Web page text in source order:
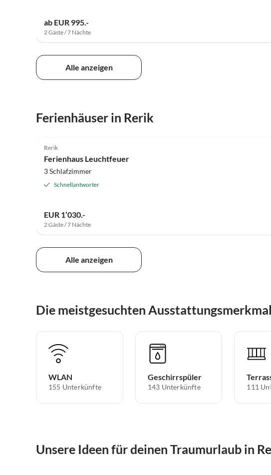
ab EUR 995.-
2 Gäste / 7 Nächte
Alle anzeigen
Ferienhäuser in Rerik
Rerik
Ferienhaus Leuchtfeuer
3 Schlafzimmer
Schnellantworter
EUR 1’030.-
2 Gäste / 7 Nächte
Alle anzeigen
Die meistgesuchten
WLAN
155 Unterkünfte
Geschirrspüler
143 Unterkünfte 111
Unsere Ideen für deinen Traumurlaub in